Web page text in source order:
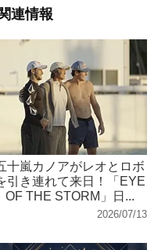
連情報
十嵐カノアがレオとロボ
引き連れて来日！「EYE
OF THE STORM」日...
2026/07/13